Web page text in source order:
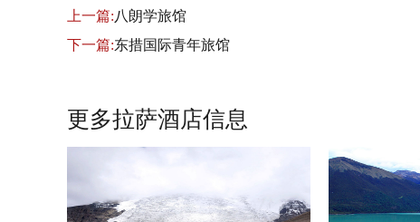
上一篇:八朗学旅馆
下一篇:东措国际青年旅馆
更多拉萨酒店信息